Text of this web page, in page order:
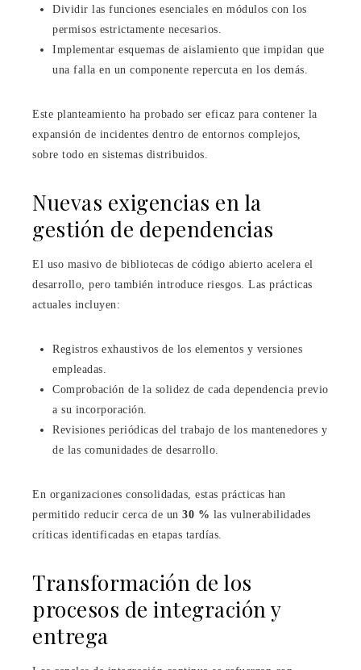
Dividir las funciones esenciales en módulos con los
permisos estrictamente necesarios.
Implementar esquemas de aislamiento que impidan que
una falla en un componente repercuta en los demás.
Este planteamiento ha probado ser eficaz para contener la
expansión de incidentes dentro de entornos complejos,
sobre todo en sistemas distribuidos.
Nuevas exigencias en la
gestión de dependencias
El uso masivo de bibliotecas de código abierto acelera el
desarrollo, pero también introduce riesgos. Las prácticas
actuales incluyen:
Registros exhaustivos de los elementos y versiones
empleadas.
Comprobación de la solidez de cada dependencia previo
a su incorporación.
Revisiones periódicas del trabajo de los mantenedores y
de las comunidades de desarrollo.
En organizaciones consolidadas, estas prácticas han
permitido reducir cerca de un 30 % las vulnerabilidades
críticas identificadas en etapas tardías.
Transformación de los
procesos de integración y
entrega